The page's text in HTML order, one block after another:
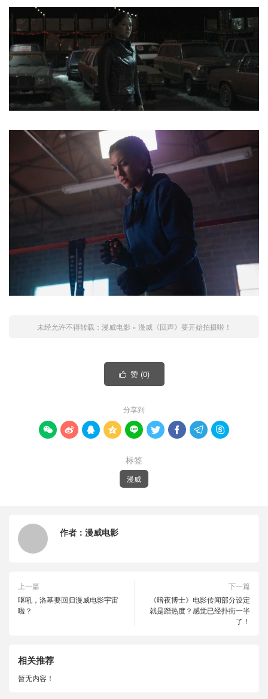
未经允许不得转载： 漫威电影 » 漫威《回声》要开始拍摄啦！
 赞 (0)
分享到
        
标签
漫威
作者： 漫威电影
上一篇
呕吼，洛基要回归漫威电影宇宙
啦？
下一篇
《暗夜博士》电影传闻部分设定
就是蹭热度？感觉已经扑街一半
了！
相关推荐
暂无内容！